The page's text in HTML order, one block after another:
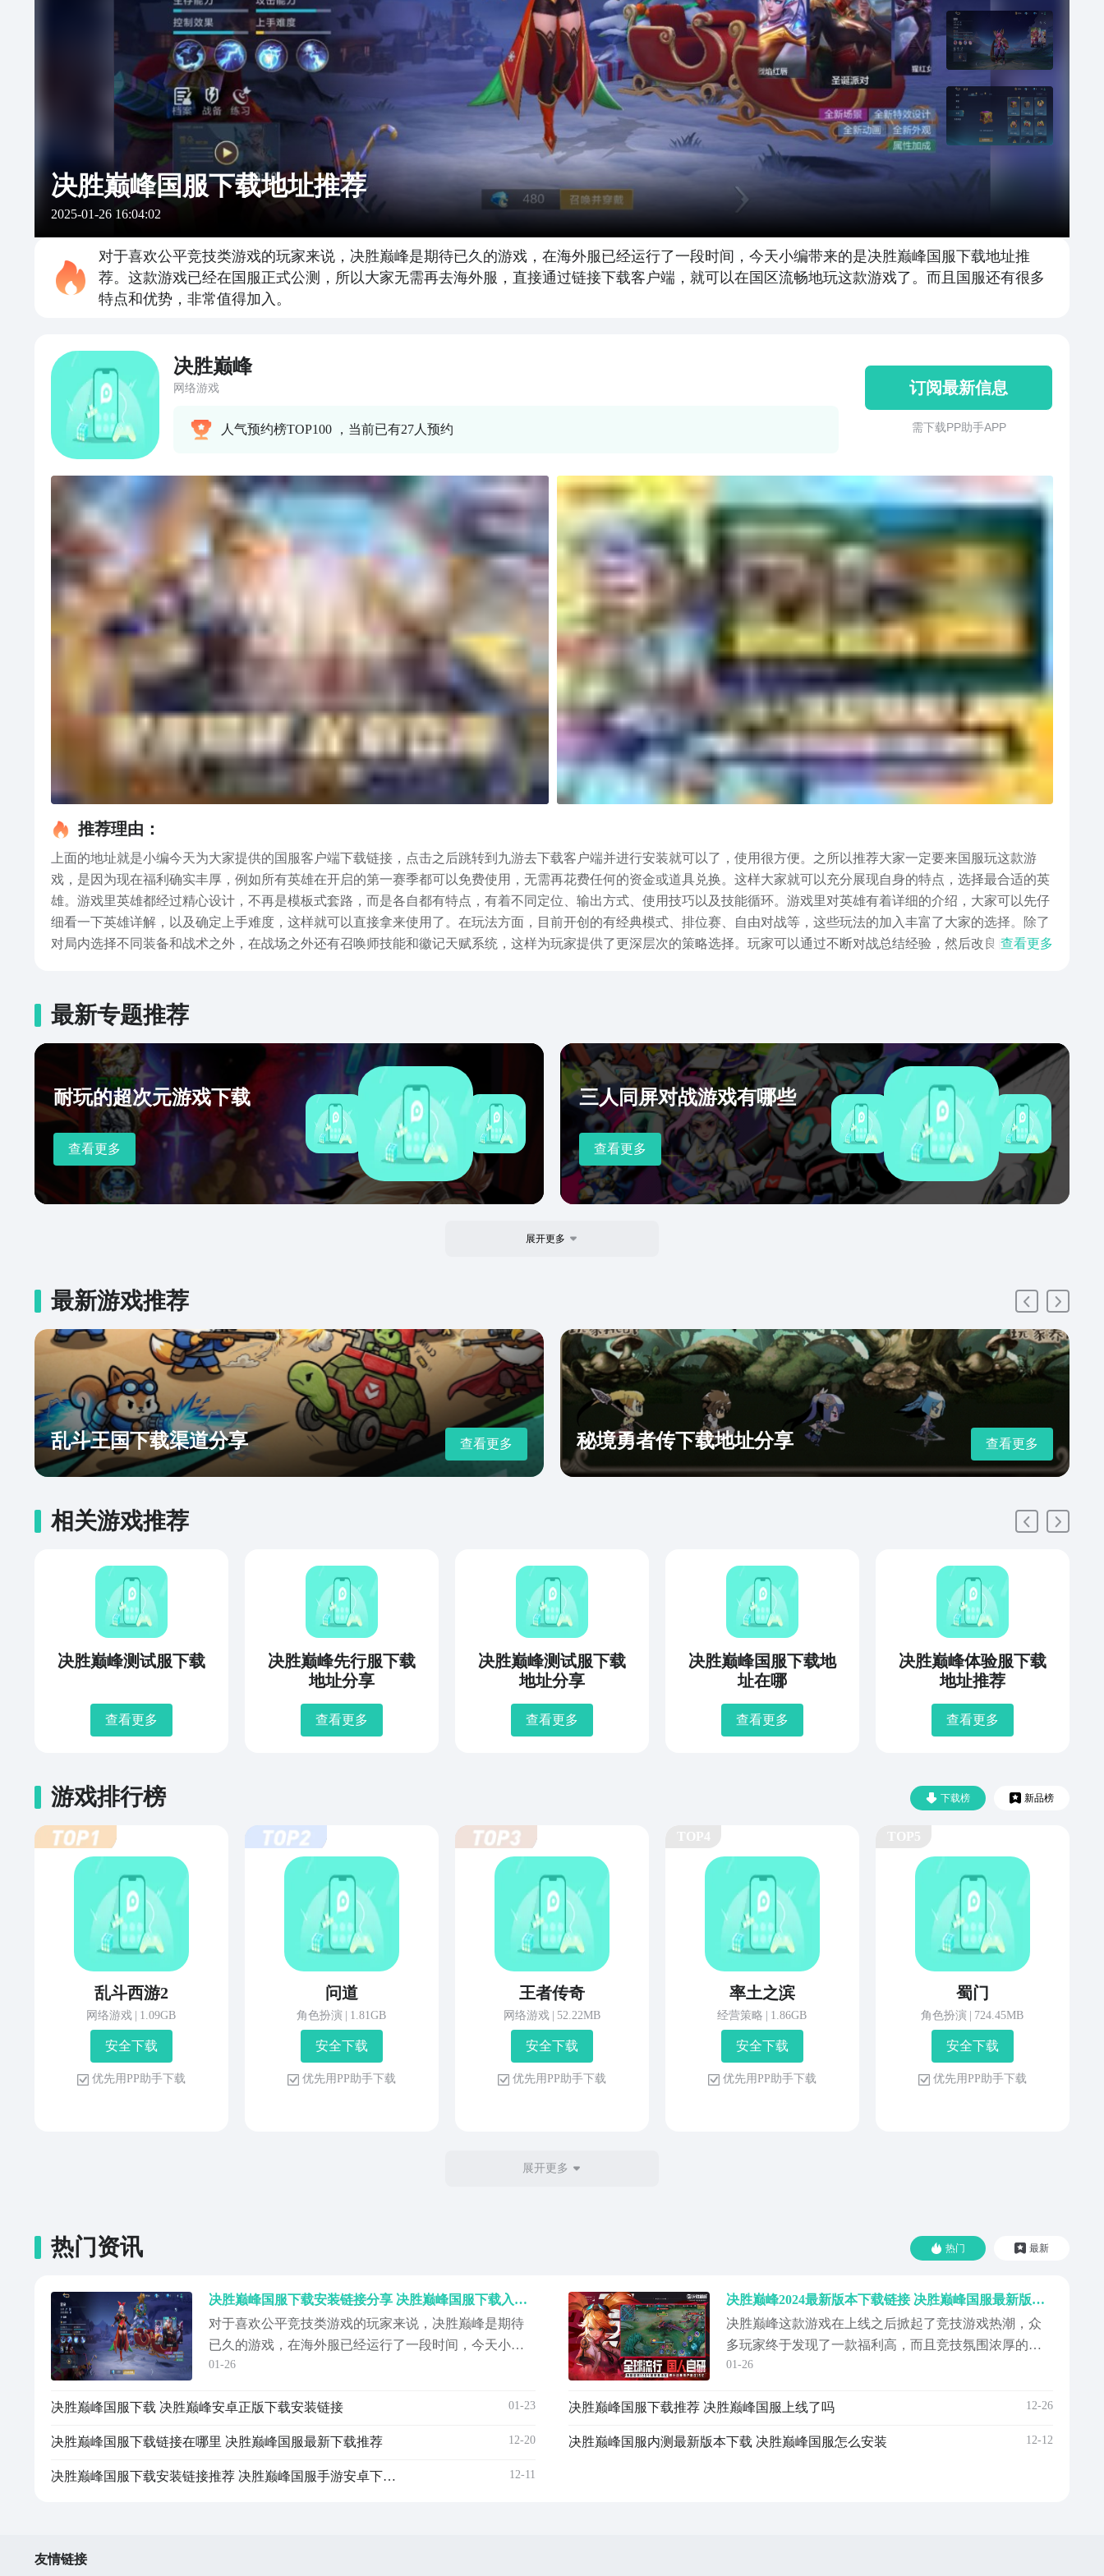
决胜巅峰国服下载地址推荐
2025-01-26 16:04:02
对于喜欢公平竞技类游戏的玩家来说，决胜巅峰是期待已久的游戏，在海外服已经运行了一段时间，今天小编带来的是决胜巅峰国服下载地址推
荐。这款游戏已经在国服正式公测，所以大家无需再去海外服，直接通过链接下载客户端，就可以在国区流畅地玩这款游戏了。而且国服还有很多
特点和优势，非常值得加入。
决胜巅峰
网络游戏
人气预约榜TOP100 ，当前已有27人预约
订阅最新信息
需 下 载 P P 助 手 A P P
推荐理由：
上面的地址就是小编今天为大家提供的国服客户端下载链接，点击之后跳转到九游去下载客户端并进行安装就可以了，使用很方便。之所以推荐大家一定要来国服玩这款游
戏，是因为现在福利确实丰厚，例如所有英雄在开启的第一赛季都可以免费使用，无需再花费任何的资金或道具兑换。这样大家就可以充分展现自身的特点，选择最合适的英
雄。游戏里英雄都经过精心设计，不再是模板式套路，而是各自都有特点，有着不同定位、输出方式、使用技巧以及技能循环。游戏里对英雄有着详细的介绍，大家可以先仔
细看一下英雄详解，以及确定上手难度，这样就可以直接拿来使用了。在玩法方面，目前开创的有经典模式、排位赛、自由对战等，这些玩法的加入丰富了大家的选择。除了
对局内选择不同装备和战术之外，在战场之外还有召唤师技能和徽记天赋系统，这样为玩家提供了更深层次的策略选择。玩家可以通过不断对战总结经验，然后改良自身英雄
胜负，整场战斗充满着各种激烈的对战元素。
查看更多
最新专题推荐
耐玩的超次元游戏下载
查看更多
三人同屏对战游戏有哪些
查看更多
展开更多
最新游戏推荐
乱斗王国下载渠道分享 查看更多 秘境勇者传下载地址分享 查看更多
相关游戏推荐
决胜巅峰测试服下载
查看更多
决胜巅峰先行服下载
地址分享
查看更多
决胜巅峰测试服下载
地址分享
查看更多
决胜巅峰国服下载地
址在哪
查看更多
决胜巅峰体验服下载
地址推荐
查看更多
下载榜 新品榜
游戏排行榜
乱斗西游2
网络游戏 1.09GB
安 全 下 载
优 先 用 P P 助 手 下 载
问道
角色扮演 1.81GB
安 全 下 载
优 先 用 P P 助 手 下 载
王者传奇
网络游戏 52.22MB
安 全 下 载
优 先 用 P P 助 手 下 载
率土之滨
经营策略 1.86GB
安 全 下 载
优 先 用 P P 助 手 下 载
蜀门
角色扮演 724.45MB
安 全 下 载
优 先 用 P P 助 手 下 载
展开更多
热门 最新
热门资讯
决胜巅峰国服下载安装链接分享 决胜巅峰国服下载入口盘点
对于喜欢公平竞技类游戏的玩家来说，决胜巅峰是期待
已久的游戏，在海外服已经运行了一段时间，今天小编
带来的是决胜巅峰国服下载地址推荐。这款游戏已经在
接下载客户端，就可以在国区流畅地玩这款游戏了。而
峰】最新版预...
01-26
决胜巅峰国服下载 决胜巅峰安卓正版下载安装链接 01-23
决胜巅峰国服下载链接在哪里 决胜巅峰国服最新下载推荐 12-20
决胜巅峰国服下载安装链接推荐 决胜巅峰国服手游安卓下载渠道 12-11
决胜巅峰2024最新版本下载链接 决胜巅峰国服最新版下载安装链接盘点
决胜巅峰这款游戏在上线之后掀起了竞技游戏热潮，众
多玩家终于发现了一款福利高，而且竞技氛围浓厚的游
戏，纷纷加入进来，今天小编带来的内容是决胜巅峰
以大家一定要找到最新的版本下载安装，这样才能顺利
址》》》》》#...
01-26
决胜巅峰国服下载推荐 决胜巅峰国服上线了吗 12-26
决胜巅峰国服内测最新版本下载 决胜巅峰国服怎么安装 12-12
友情链接